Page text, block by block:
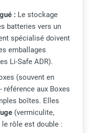
: Le stockage
batteries vers un
spécialisé doivent
emballages
Li-Safe ADR).
(souvent en
référence aux Boxes
boîtes. Elles
(vermiculite,
le rôle est double :